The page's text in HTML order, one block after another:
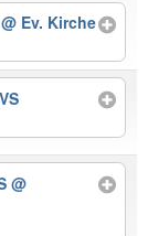
@ Ev. Kirche
@